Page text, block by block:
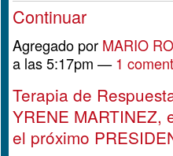
Continuar
Agregado por MARIO
a las 5:17pm —1
Terapia de
YRENE MARTINEZ,
el próximo